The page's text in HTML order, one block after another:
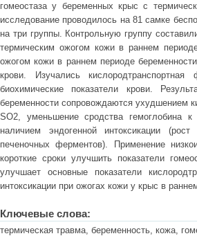
гомеостаза у беременных крыс с
исследование проводилось на 81 самке
на три группы. Контрольную группу
термическим ожогом кожи в раннем
ожогом кожи в раннем периоде
крови. Изучались
биохимические показатели крови.
беременности сопровождаются ухудшением
SO2, уменьшение сродства гемоглобина
наличием эндогенной интоксикации
печеночных ферментов). Применение
короткие сроки улучшить показатели
улучшает основные показатели
интоксикации при ожогах кожи у крыс в
Ключевые слова:
термическая травма, беременность, кожа,